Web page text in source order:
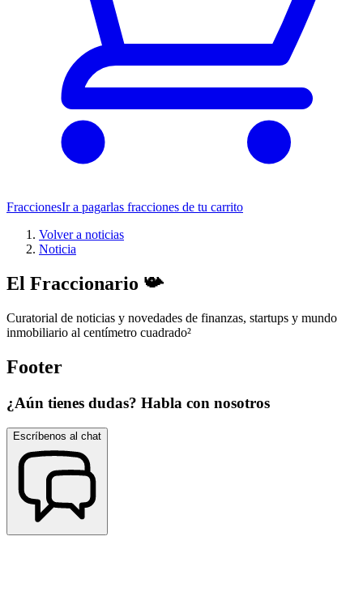
FraccionesIr a pagarlas fracciones de tu carrito
Volver a noticias
Noticia
El Fraccionario 📯
Curatorial de noticias y novedades de finanzas, startups y mundo
inmobiliario al centímetro cuadrado²
Footer
¿Aún tienes dudas? Habla con nosotros
Escríbenos al chat